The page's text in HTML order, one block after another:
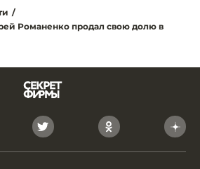
/
Романенко продал свою долю в